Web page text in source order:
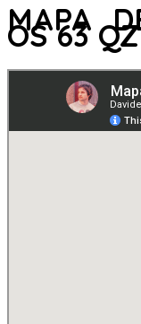
MAPA
OS 63